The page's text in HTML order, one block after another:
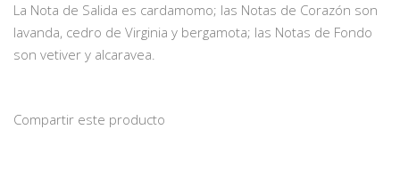
La Nota de Salida es cardamomo; las Notas de Corazón son
lavanda, cedro de Virginia y bergamota; las Notas de Fondo
son vetiver y alcaravea.
Compartir este producto